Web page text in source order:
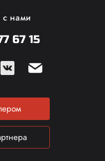
с нами
67 15